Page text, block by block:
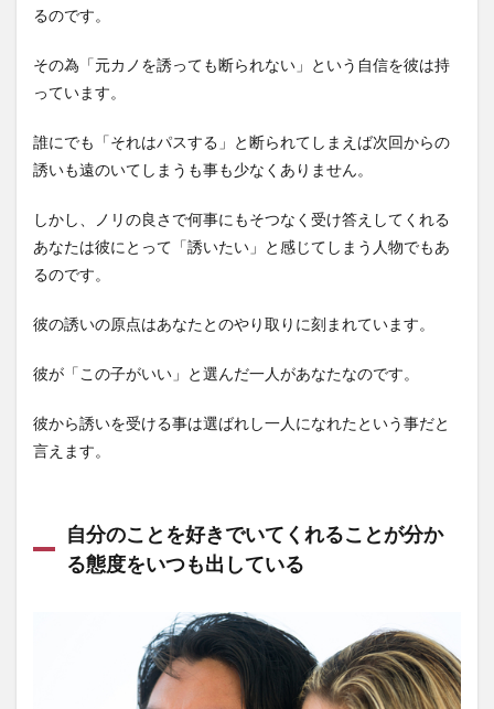
るのです。
その為「元カノを誘っても断られない」という自信を彼は持
っています。
誰にでも「それはパスする」と断られてしまえば次回からの
誘いも遠のいてしまうも事も少なくありません。
しかし、ノリの良さで何事にもそつなく受け答えしてくれる
あなたは彼にとって「誘いたい」と感じてしまう人物でもあ
るのです。
彼の誘いの原点はあなたとのやり取りに刻まれています。
彼が「この子がいい」と選んだ一人があなたなのです。
彼から誘いを受ける事は選ばれし一人になれたという事だと
言えます。
自分のことを好きでいてくれることが分か
る態度をいつも出している